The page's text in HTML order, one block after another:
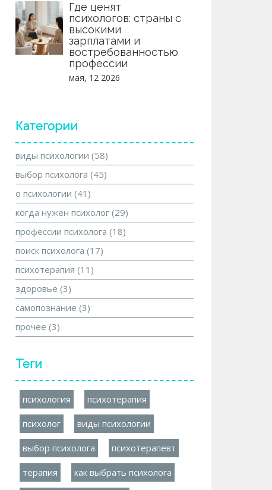
Где ценят
психологов: страны с
высокими
зарплатами и
востребованностью
профессии
мая, 12 2026
Категории
виды психологии (58)
выбор психолога (45)
о психологии (41)
когда нужен психолог (29)
профессии психолога (18)
поиск психолога (17)
психотерапия (11)
здоровье (3)
самопознание (3)
прочее (3)
Теги
психология психотерапия
психолог виды психологии
выбор психолога психотерапевт
терапия как выбрать психолога